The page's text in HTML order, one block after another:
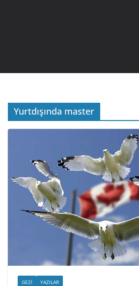
Yurtdışında master
GEZI YAZILAR